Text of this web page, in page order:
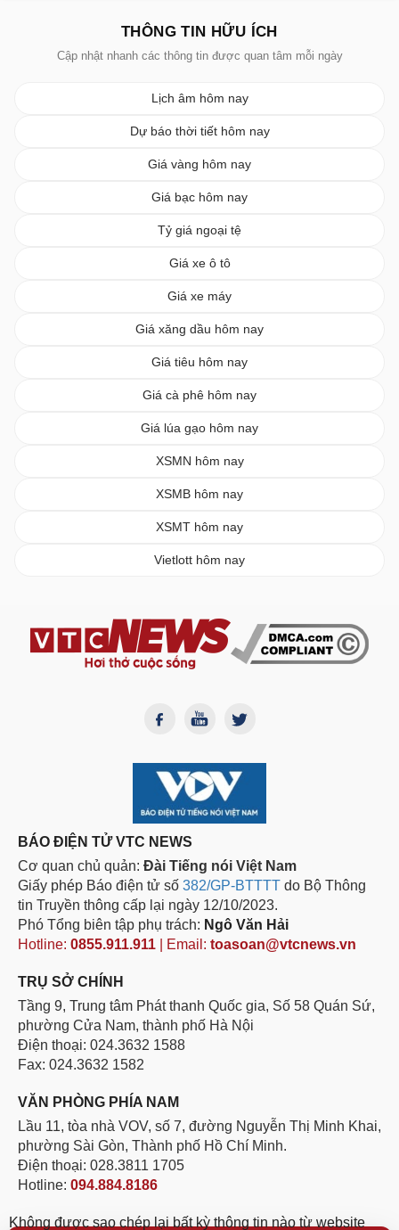
THÔNG TIN HỮU ÍCH
Cập nhật nhanh các thông tin được quan tâm mỗi ngày
Lịch âm hôm nay
Dự báo thời tiết hôm nay
Giá vàng hôm nay
Giá bạc hôm nay
Tỷ giá ngoại tệ
Giá xe ô tô
Giá xe máy
Giá xăng dầu hôm nay
Giá tiêu hôm nay
Giá cà phê hôm nay
Giá lúa gạo hôm nay
XSMN hôm nay
XSMB hôm nay
XSMT hôm nay
Vietlott hôm nay
BÁO ĐIỆN TỬ VTC NEWS
Cơ quan chủ quản: Đài Tiếng nói Việt Nam
Giấy phép Báo điện tử số 382/GP-BTTTT do Bộ Thông
tin Truyền thông cấp lại ngày 12/10/2023.
Phó Tổng biên tập phụ trách: Ngô Văn Hải
Hotline: 0855.911.911 | Email: toasoan@vtcnews.vn
TRỤ SỞ CHÍNH
Tầng 9, Trung tâm Phát thanh Quốc gia, Số 58 Quán Sứ,
phường Cửa Nam, thành phố Hà Nội
Điện thoại: 024.3632 1588
Fax: 024.3632 1582
VĂN PHÒNG PHÍA NAM
Lầu 11, tòa nhà VOV, số 7, đường Nguyễn Thị Minh Khai,
phường Sài Gòn, Thành phố Hồ Chí Minh.
Điện thoại: 028.3811 1705
Hotline: 094.884.8186
Không được sao chép lại bất kỳ thông tin nào từ website